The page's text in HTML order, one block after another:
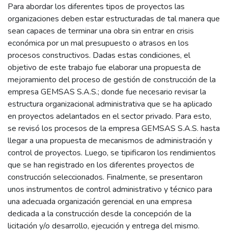
Para abordar los diferentes tipos de proyectos las
organizaciones deben estar estructuradas de tal manera que
sean capaces de terminar una obra sin entrar en crisis
económica por un mal presupuesto o atrasos en los
procesos constructivos. Dadas estas condiciones, el
objetivo de este trabajo fue elaborar una propuesta de
mejoramiento del proceso de gestión de construcción de la
empresa GEMSAS S.A.S.; donde fue necesario revisar la
estructura organizacional administrativa que se ha aplicado
en proyectos adelantados en el sector privado. Para esto,
se revisó los procesos de la empresa GEMSAS S.A.S. hasta
llegar a una propuesta de mecanismos de administración y
control de proyectos. Luego, se tipificaron los rendimientos
que se han registrado en los diferentes proyectos de
construcción seleccionados. Finalmente, se presentaron
unos instrumentos de control administrativo y técnico para
una adecuada organización gerencial en una empresa
dedicada a la construcción desde la concepción de la
licitación y/o desarrollo, ejecución y entrega del mismo.